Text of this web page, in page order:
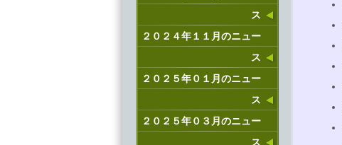
ス
２０２４年１１月のニュー
ス
２０２５年０１月のニュー
ス
２０２５年０３月のニュー
ス